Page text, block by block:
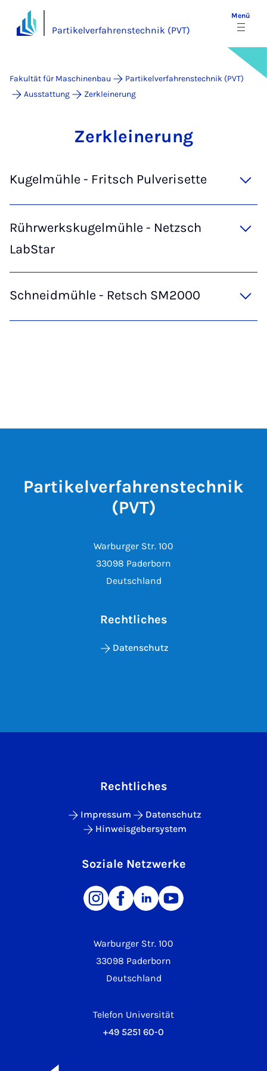
Partikelverfahrenstechnik (PVT)
Menü
Fakultät für Maschinenbau
Partikelverfahrenstechnik (PVT)
Ausstattung
Zerkleinerung
Zer­klei­ne­rung
Kugelmühle - Fritsch Pulverisette
Rührwerkskugelmühle - Netzsch
LabStar
Schneidmühle - Retsch SM2000
Partikelverfahrenstechnik
(PVT)
Warburger Str. 100
33098 Paderborn
Deutschland
Rechtliches
Datenschutz
Warburger Str. 100
33098 Paderborn
Deutschland
Telefon Universität
+49 5251 60-0
Rechtliches
Impressum
Datenschutz
Hinweisgebersystem
Soziale Netzwerke